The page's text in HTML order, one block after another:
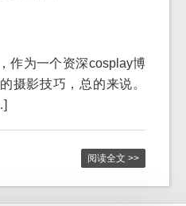
作为一个资深cosplay博
摄影技巧，总的来说。
阅读全文 >>